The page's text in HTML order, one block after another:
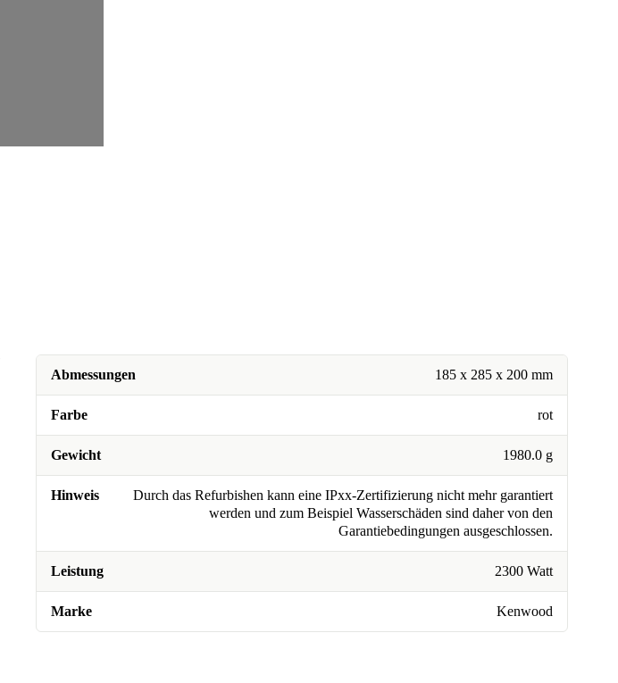
Abmessungen 185 x 285 x 200 mm
Farbe rot
Gewicht 1980.0 g
Hinweis
Durch das Refurbishen kann eine IPxx-Zertifizierung nicht mehr garantiert
werden und zum Beispiel Wasserschäden sind daher von den
Garantiebedingungen ausgeschlossen.
Leistung 2300 Watt
Marke Kenwood